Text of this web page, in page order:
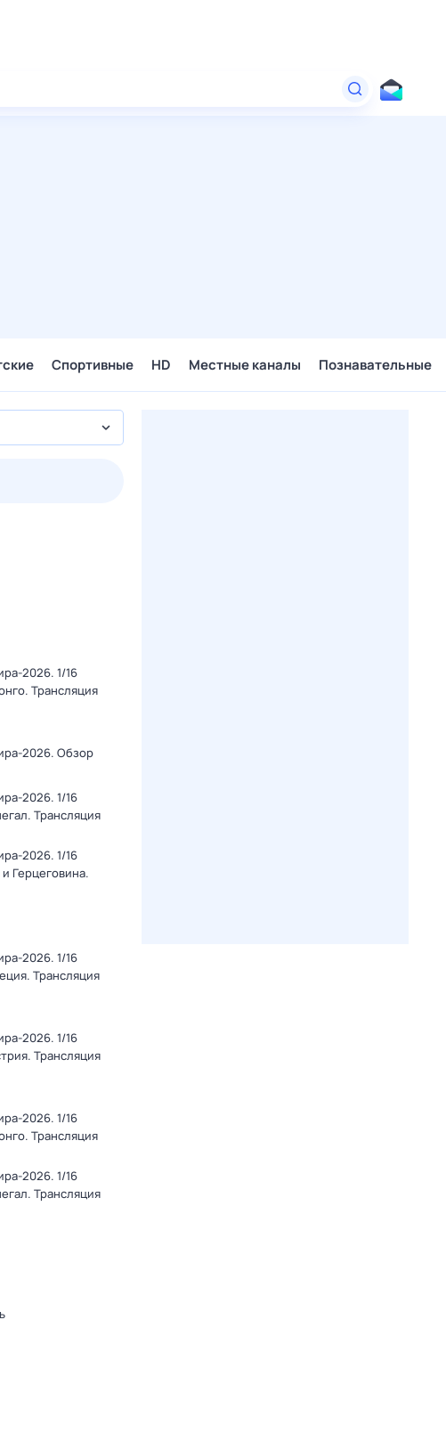
Спортивные HD Местные каналы Познавательные
2026. 1/16
Трансляция
2026. Обзор
2026. 1/16
Трансляция
2026. 1/16
Герцеговина.
2026. 1/16
Трансляция
2026. 1/16
Трансляция
2026. 1/16
Трансляция
2026. 1/16
Трансляция